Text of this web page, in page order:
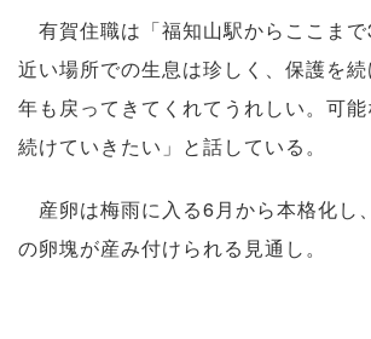
有賀住職は「福知山駅からここま
近い場所での生息は珍しく、保護を
年も戻ってきてくれてうれしい。可
続けていきたい」と話している。
産卵は梅雨に入る6月から本格化し
の卵塊が産み付けられる見通し。